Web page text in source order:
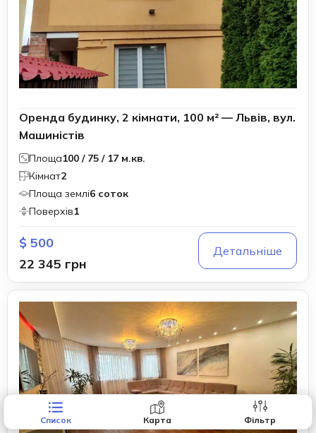
Оренда будинку, 2 кімнати, 100 м² — Львів, вул.
Машиністів
Площа100 / 75 / 17 м.кв.
Кімнат2
Площа землі6 соток
Поверхів1
$ 500
22 345 грн
Детальніше
Список Карта Фільтр